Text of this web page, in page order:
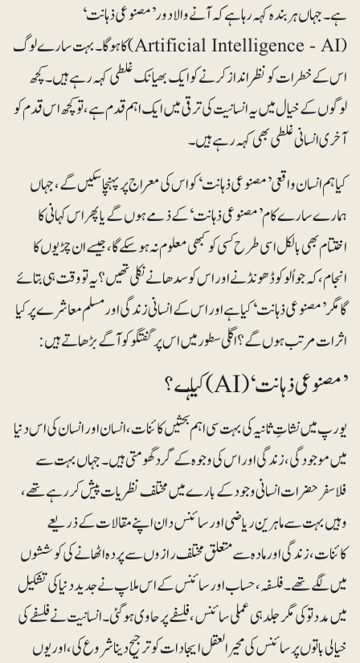
ہے۔ جہاں ہر بندہ کہہ رہا ہے کہ آنے والا دور ’مصنوعی ذہانت‘
(Artificial Intelligence - AI)کا ہوگا۔ بہت سارے لوگ
اس کے خطرات کو نظرانداز کرنے کو ایک بھیانک غلطی کہہ رہے ہیں۔ کچھ
لوگوں کے خیال میں یہ انسانیت کی ترقی میں ایک اہم قدم ہے، تو کچھ اس قدم کو
آخری انسانی غلطی بھی کہہ رہے ہیں۔
کیا ہم انسان واقعی ’مصنوعی ذہانت‘ کو اس کی معراج پر پہنچا سکیں گے، جہاں
ہمارے سارے کام ’مصنوعی ذہانت‘ کے ذمے ہوں گے یا پھر اس کہانی کا
اختتام بھی بالکل اسی طرح کسی کو کبھی معلوم نہ ہوسکے گا، جیسے ان چڑیوں کا
انجام، کہ جو اُلو کو ڈھونڈنے اور اس کو سدھانے نکلی تھیں؟ یہ تو وقت ہی بتائے
گا مگر ’مصنوعی ذہانت‘ کیا ہے اور اس کے انسانی زندگی اور مسلم معاشرے پر کیا
اثرات مرتب ہوں گے ؟ اگلی سطور میں اس پر گفتگو کو آگے بڑھاتے ہیں:
’مصنوعی ذہانت‘ (AI) کیا ہـے؟
یورپ میں نشاتِ ثانیہ کی بہت سی اہم بحثیں کائنات، انسان اور انسان کی اس دنیا
میں موجودگی، زندگی اور اس کی وجوہ کے گرد گھومتی ہیں۔ جہاں بہت سے
فلاسفر حضرات انسانی وجود کے بارے میں مختلف نظریات پیش کررہے تھے،
وہیں بہت سے ماہرین ریاضی اور سائنس دان اپنے مقالات کے ذریعے
کائنات، زندگی اور مادہ سے متعلق مختلف رازوں سے پردہ اٹھانے کی کوششوں
میں لگے تھے۔ فلسفہ، حساب اور سائنس کے اس ملاپ نے جدید دنیا کی تشکیل
میں مدد تو کی مگر جلد ہی عملی سائنس، فلسفے پر حاوی ہوگئی۔ انسانیت نے فلسفے کی
خیالی باتوں پر سائنس کی محیرالعقل ایجادات کو ترجیح دینا شروع کی، اور یوں